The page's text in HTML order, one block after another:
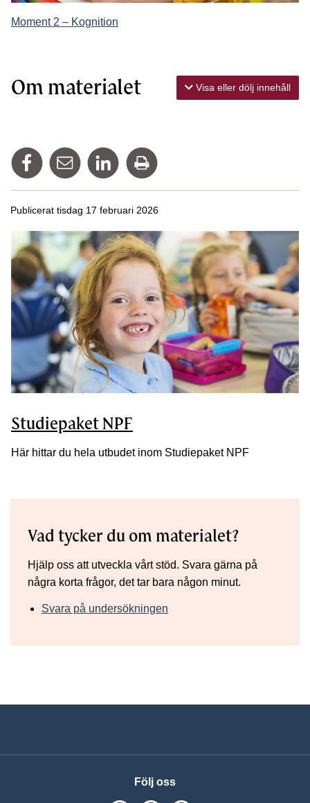
Moment 2 – Kognition
Visa eller dölj innehåll
Om materialet
Dela på Facebook
Tipsa via mailDela på Linkedin
Publicerat tisdag 17 februari 2026
Studiepaket NPF
Här hittar du hela utbudet inom Studiepaket NPF
Vad tycker du om materialet?
Hjälp oss att utveckla vårt stöd. Svara gärna på
några korta frågor, det tar bara någon minut.
Svara på undersökningen
Följ oss